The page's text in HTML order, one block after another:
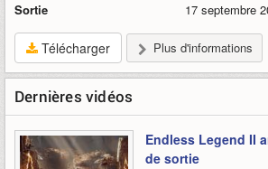
Sortie
17 septembre
Télécharger Plus d'informations
Dernières vidéos
Endless Legend II
de sortie